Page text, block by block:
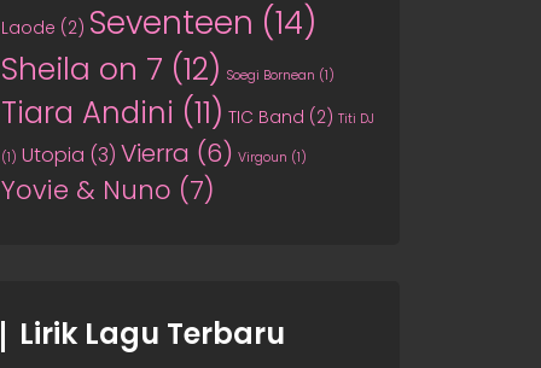
Laode (2) Seventeen (14)
Sheila on 7 (12) Soegi Bornean (1)
Tiara Andini (11) TIC Band (2) Titi DJ
(1) Utopia (3) Vierra (6) Virgoun (1)
Yovie & Nuno (7)
Lirik Lagu Terbaru